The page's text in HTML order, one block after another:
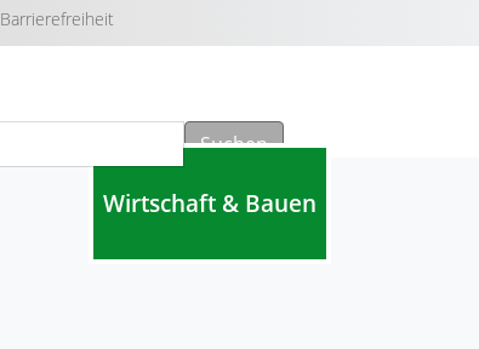
Barrierefreiheit
Suchen
Wirtschaft & Bauen